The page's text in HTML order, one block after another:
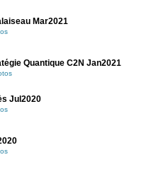
Mar2021
Quantique C2N Jan2021
Jul2020